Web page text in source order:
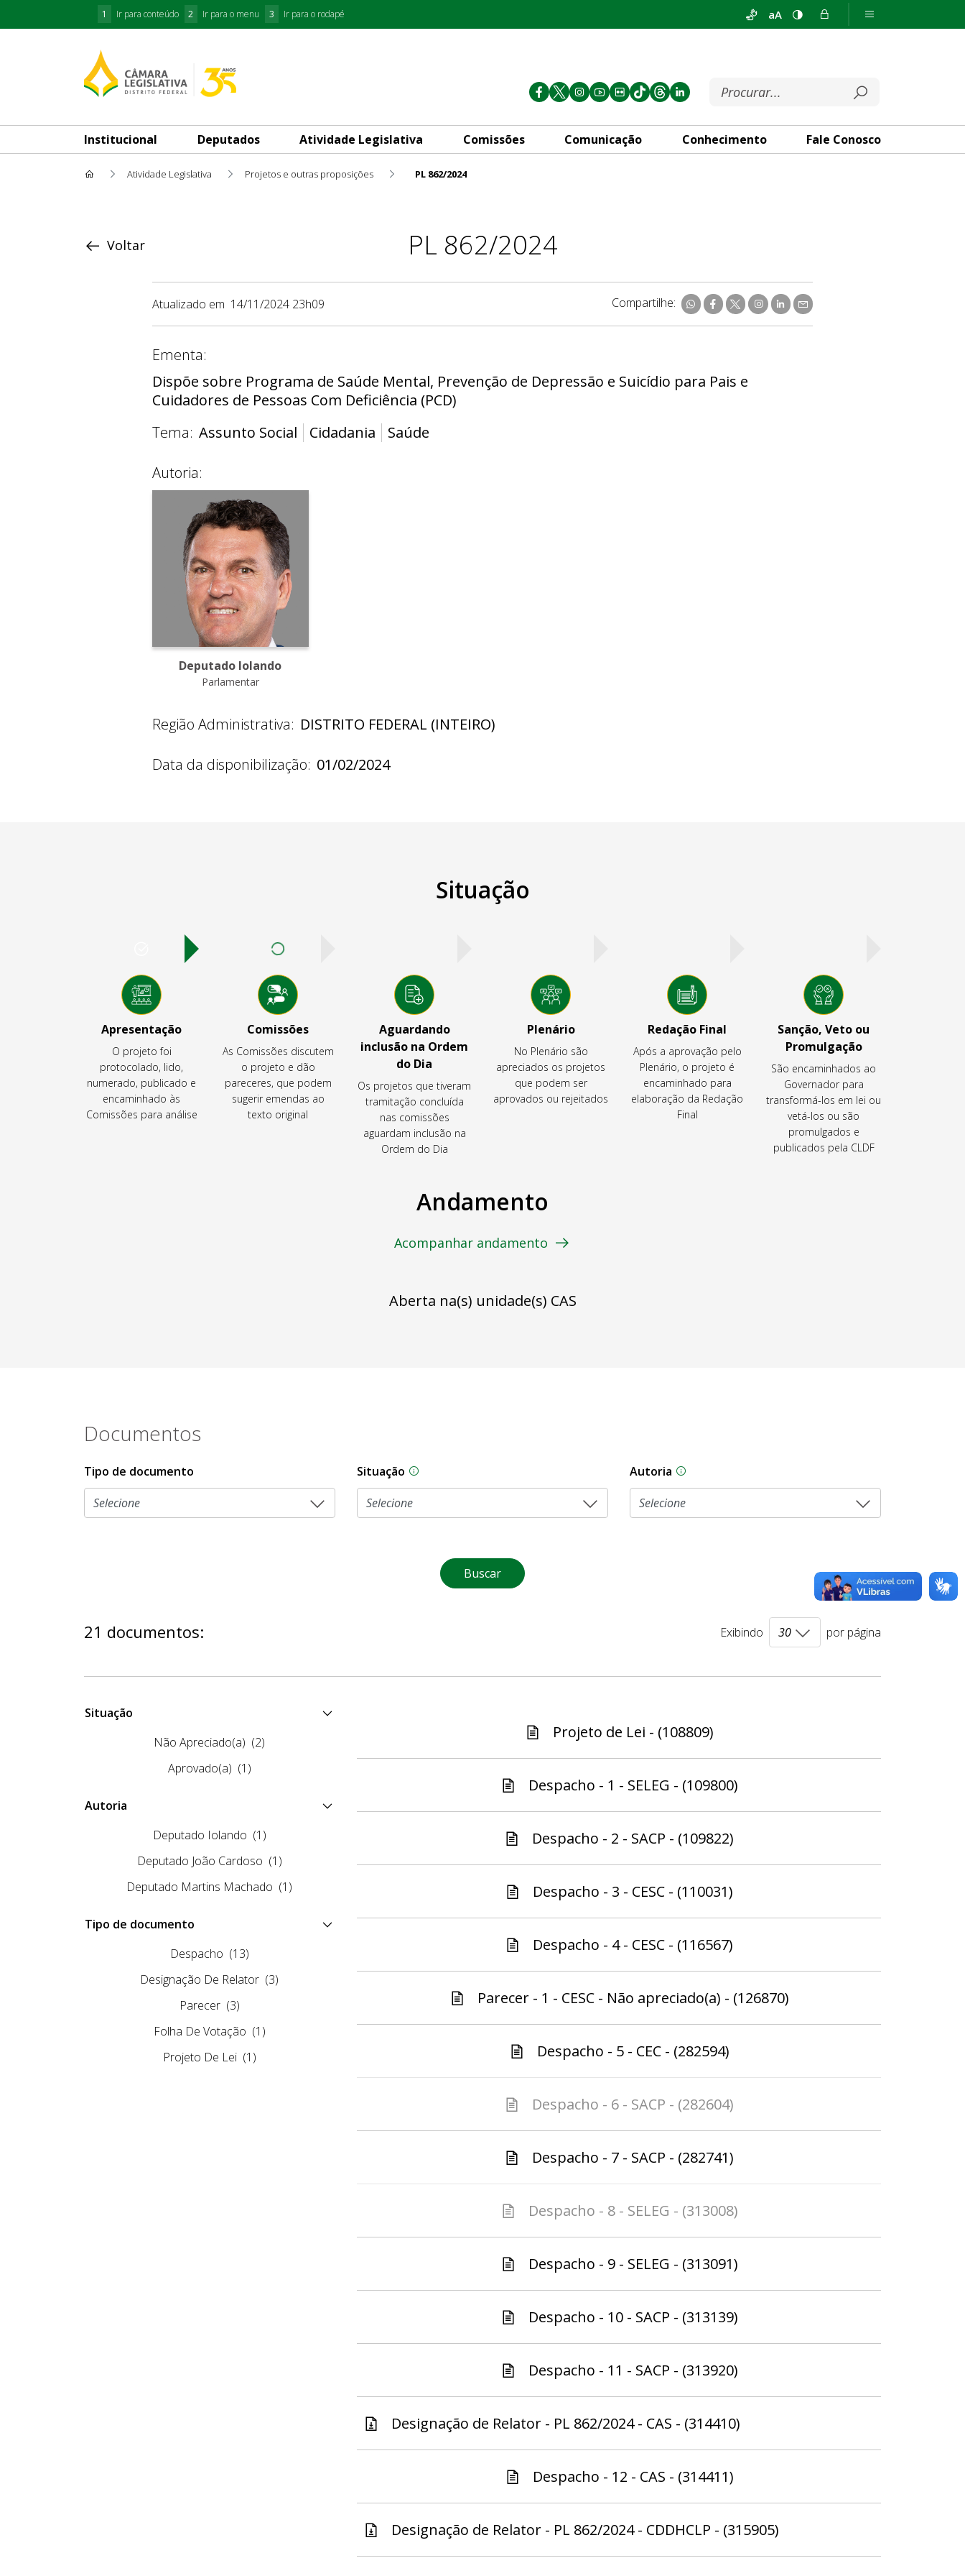
1 Ir para conteúdo 2 Ir para o menu 3 Ir para o rodapé aA
Institucional Deputados Atividade Legislativa Comissões Comunicação Conhecimento Fale Conosco
Atividade Legislativa Projetos e outras proposições PL 862/2024
PL 862/2024
Voltar
Atualizado em 14/11/2024 23h09 Compartilhe:
Ementa:
Dispõe sobre Programa de Saúde Mental, Prevenção de Depressão e Suicídio para Pais e
Cuidadores de Pessoas Com Deficiência (PCD)
Tema: Assunto Social Cidadania Saúde
Autoria:
Deputado Iolando
Parlamentar
Região Administrativa: DISTRITO FEDERAL (INTEIRO)
Data da disponibilização: 01/02/2024
Situação
Apresentação
O projeto foi
protocolado, lido,
numerado, publicado e
encaminhado às
Comissões para análise
Comissões
As Comissões discutem
o projeto e dão
pareceres, que podem
sugerir emendas ao
texto original
Aguardando
inclusão na Ordem
do Dia
Os projetos que tiveram
tramitação concluída
nas comissões
aguardam inclusão na
Ordem do Dia
Plenário
No Plenário são
apreciados os projetos
que podem ser
aprovados ou rejeitados
Redação Final
Após a aprovação pelo
Plenário, o projeto é
encaminhado para
elaboração da Redação
Final
Sanção, Veto ou
Promulgação
São encaminhados ao
Governador para
transformá-los em lei ou
vetá-los ou são
promulgados e
publicados pela CLDF
Andamento
Acompanhar andamento
Aberta na(s) unidade(s) CAS
Documentos
Tipo de documento Situação Na CLDF, as proposições legislativas passam por diferentes estágios durante o processo
Autoria As proposições legislativas na CLDF podem ser
Buscar
21 documentos: Exibindo por página
Situação
Não Apreciado(a) (2)
Aprovado(a) (1)
Autoria
Deputado Iolando (1)
Deputado João Cardoso (1)
Deputado Martins Machado (1)
Tipo de documento
Despacho (13)
Designação De Relator (3)
Parecer (3)
Folha De Votação (1)
Projeto De Lei (1)
Projeto de Lei - (108809)
Despacho - 1 - SELEG - (109800)
Despacho - 2 - SACP - (109822)
Despacho - 3 - CESC - (110031)
Despacho - 4 - CESC - (116567)
Parecer - 1 - CESC - Não apreciado(a) - (126870)
Despacho - 5 - CEC - (282594)
Despacho - 6 - SACP - (282604)
Despacho - 7 - SACP - (282741)
Despacho - 8 - SELEG - (313008)
Despacho - 9 - SELEG - (313091)
Despacho - 10 - SACP - (313139)
Despacho - 11 - SACP - (313920)
Designação de Relator - PL 862/2024 - CAS - (314410)
Despacho - 12 - CAS - (314411)
Designação de Relator - PL 862/2024 - CDDHCLP - (315905)